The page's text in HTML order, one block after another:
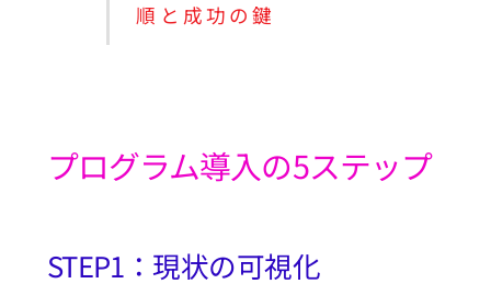
順と成功の鍵
プログラム導入の5ステップ
STEP1：現状の可視化